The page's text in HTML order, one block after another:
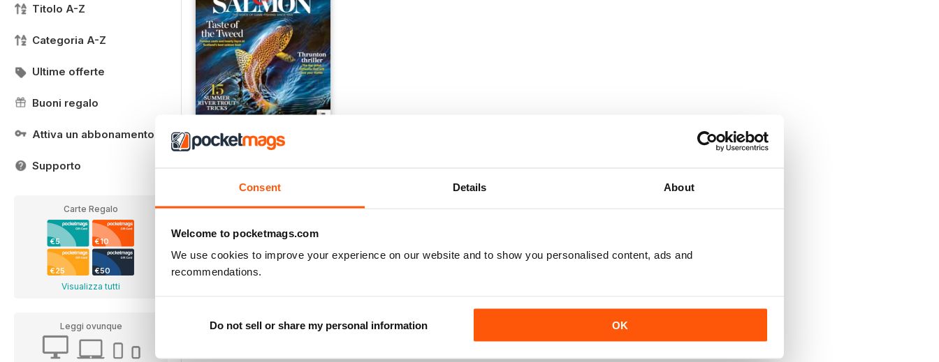
Consent Details About
Welcome to pocketmags.com
We use cookies to improve your experience on our website and to show you personalised content, ads and
recommendations.
Do not sell or share my personal information OK
Titolo A-Z
Categoria A-Z
Ultime offerte
Buoni regalo
Attiva un abbonamento
Supporto
Carte Regalo
€5 €10
€25 €50
Visualizza tutti
Leggi ovunque
Al carrello